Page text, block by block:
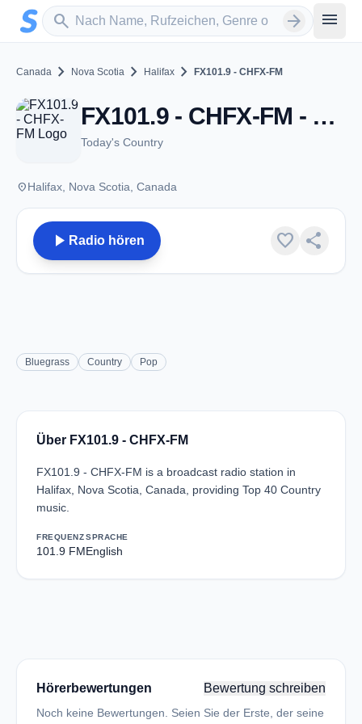
Zum Hauptinhalt springen
search
Sender suchen arrow_forward menu
Canada chevron_right Nova Scotia chevron_right Halifax chevron_right FX101.9 - CHFX-FM
FX101.9 - CHFX-FM - FM 101.9 - Halifax, NS
Today's Country
placeHalifax, Nova Scotia, Canada
play_arrow Radio hören favorite share
Bluegrass Country Pop
Über FX101.9 - CHFX-FM
FX101.9 - CHFX-FM is a broadcast radio station in
Halifax, Nova Scotia, Canada, providing Top 40 Country
music.
FREQUENZ
101.9 FM
SPRACHE
English
Hörerbewertungen Bewertung schreiben
Noch keine Bewertungen. Seien Sie der Erste, der seine